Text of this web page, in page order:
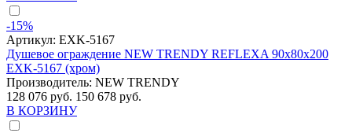
-15%
Артикул: EXK-5167
Душевое ограждение NEW TRENDY REFLEXA 90x80x200
EXK-5167 (хром)
Производитель: NEW TRENDY
128 076 руб. 150 678 руб.
В КОРЗИНУ